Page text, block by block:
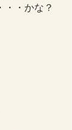
・・かな？